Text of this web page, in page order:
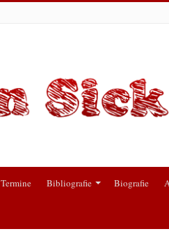
Termine Bibliografie Biografie